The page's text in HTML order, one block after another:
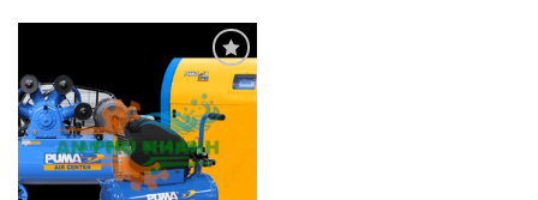
Add to
wishlist